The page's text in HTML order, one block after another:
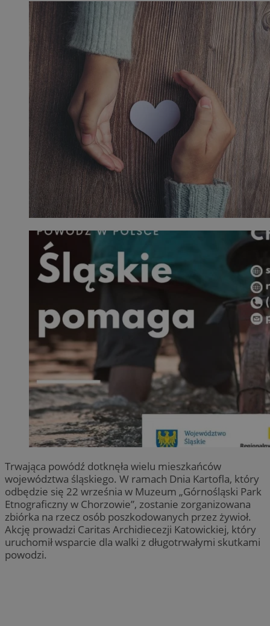
Trwająca powódź dotknęła wielu mieszkańców
województwa śląskiego. W ramach Dnia Kartofla, który
odbędzie się 22 września w Muzeum „Górnośląski Park
Etnograficzny w Chorzowie”, zostanie zorganizowana
zbiórka na rzecz osób poszkodowanych przez żywioł.
Akcję prowadzi Caritas Archidiecezji Katowickiej, który
uruchomił wsparcie dla walki z długotrwałymi skutkami
powodzi.